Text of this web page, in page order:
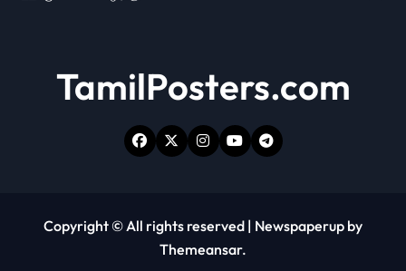
TamilPosters.com
Copyright © All rights reserved | Newspaperup by
Themeansar.